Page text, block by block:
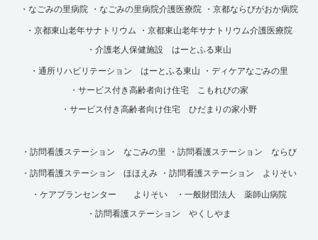
・なごみの里病院
・なごみの里病院介護医療院 ・京都ならびがおか病院
・京都東山老年サナトリウム
・京都東山老年サナトリウム介護医療院
・介護老人保健施設 はーとふる東山
・通所リハビリテーション はーとふる東山
・ディケアなごみの里
・サービス付き高齢者向け住宅 こもれびの家
・サービス付き高齢者向け住宅 ひだまりの家小野
・訪問看護ステーション なごみの里 ・訪問看護ステーション ならび
・訪問看護ステーション ほほえみ ・訪問看護ステーション よりそい
・ケアプランセンター よりそい
・一般財団法人 薬師山病院
・訪問看護ステーション やくしやま